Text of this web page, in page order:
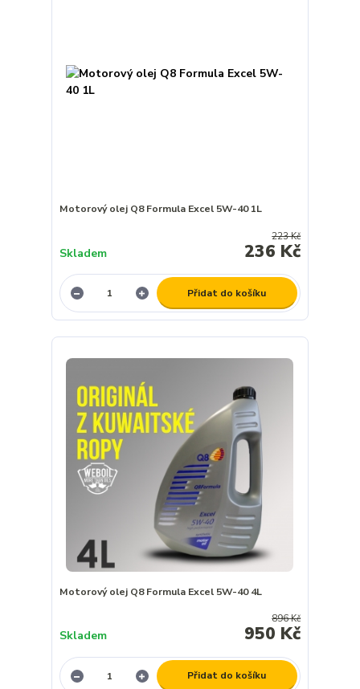
Motorový olej Q8 Formula Excel 5W-40 1L
223 Kč
236 Kč
Skladem
Přidat do košíku
Motorový olej Q8 Formula Excel 5W-40 4L
896 Kč
950 Kč
Skladem
Přidat do košíku